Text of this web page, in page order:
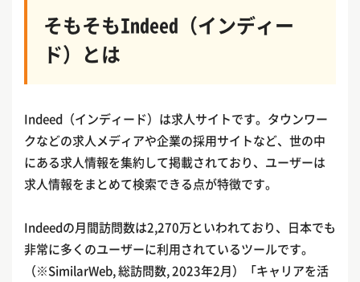
そもそもIndeed（インディー
ド）とは
Indeed（インディード）は求人サイトです。タウンワー
クなどの求人メディアや企業の採用サイトなど、世の中
にある求人情報を集約して掲載されており、ユーザーは
求人情報をまとめて検索できる点が特徴です。
Indeedの月間訪問数は2,270万といわれており、日本でも
非常に多くのユーザーに利用されているツールです。
（※SimilarWeb, 総訪問数, 2023年2月）「キャリアを活